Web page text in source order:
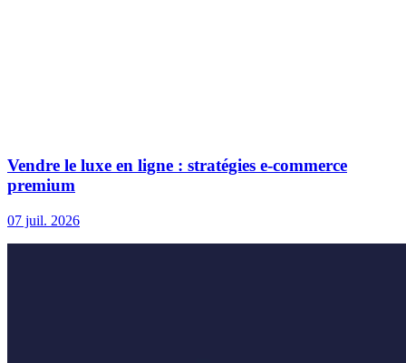
Vendre le luxe en ligne : stratégies e-commerce
premium
07 juil. 2026